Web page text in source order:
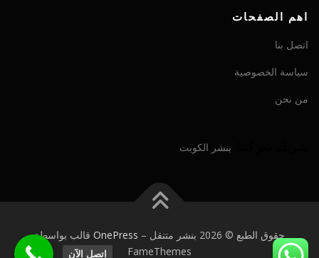
اهم الصفحات
اتصل بنا
سياسة الخصوصية
من نحن
بنشر الكويت
حقوق الطبع © 2026 بنشر متنقل –
OnePress قالب بواسطة
FameThemes
اتصل الآن